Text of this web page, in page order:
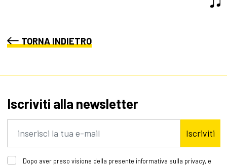
TORNA INDIETRO
Iscriviti alla newsletter
Iscriviti
Dopo aver preso visione della presente informativa sulla privacy, e